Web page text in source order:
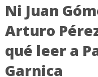
Ni Juan
Arturo
qué leer a
Garnica